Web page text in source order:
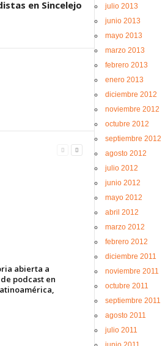
en Sincelejo
abierta a
podcast en
julio 2013
junio 2013
mayo 2013
marzo 2013
febrero 2013
enero 2013
diciembre 2012
noviembre 2012
octubre 2012
septiembre 2012
agosto 2012
julio 2012
junio 2012
mayo 2012
abril 2012
marzo 2012
febrero 2012
diciembre 2011
noviembre 2011
octubre 2011
septiembre 2011
agosto 2011
julio 2011